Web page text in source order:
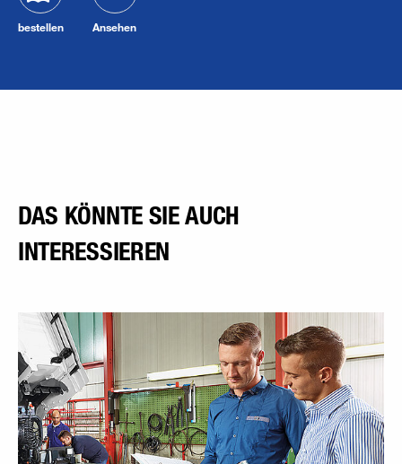
bestellen Ansehen
DAS KÖNNTE SIE AUCH
INTERESSIEREN